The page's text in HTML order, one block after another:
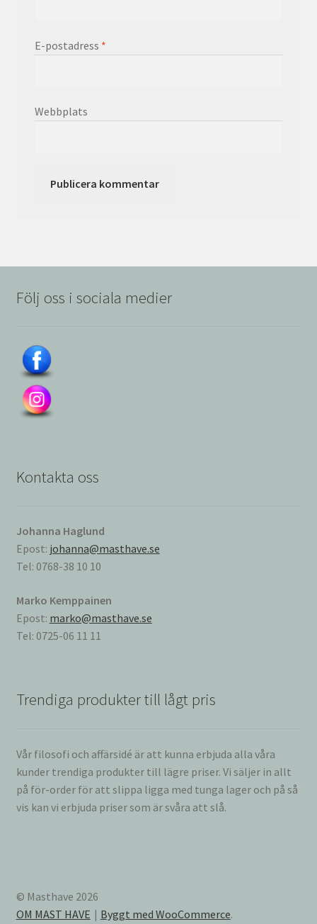
E-postadress *
Webbplats
Följ oss i sociala medier
Kontakta oss
Johanna Haglund
Epost: johanna@masthave.se
Tel: 0768-38 10 10
Marko Kemppainen
Epost: marko@masthave.se
Tel: 0725-06 11 11
Trendiga produkter till lågt pris
Vår filosofi och affärsidé är att kunna erbjuda alla våra
kunder trendiga produkter till lägre priser. Vi säljer in allt
på för-order för att slippa ligga med tunga lager och på så
vis kan vi erbjuda priser som är svåra att slå.
© Masthave 2026
OM MAST HAVE
Byggt med WooCommerce.